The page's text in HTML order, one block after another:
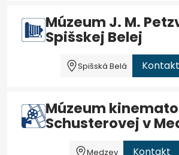
Múzeum J. M.
Spišskej Belej
Spišská Belá Kontakt
Múzeum
Schusterovej v
Medzev Kontakt